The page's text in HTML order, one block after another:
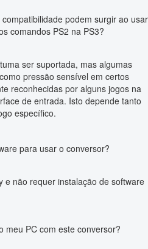
podem surgir ao usar
comandos PS2 na PS3?
ser suportada, mas algumas
pressão sensível em certos
reconhecidas por alguns jogos na
de entrada. Isto depende tanto
específico.
para usar o conversor?
e não requer instalação de software
meu PC com este conversor?